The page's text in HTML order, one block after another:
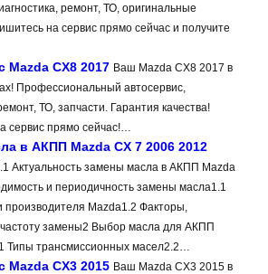
ремонт, ТО, оригинальные
на сервис прямо сейчас и получите
Mazda CX8 2017 Ваш Mazda CX8 2017 в
Профессиональный автосервис,
ТО, запчасти. Гарантия качества!
сервис прямо сейчас!…
в АКПП Mazda CX 7 2006 2012
Актуальность замены масла в АКПП Mazda
и периодичность замены масла1.1
производителя Mazda1.2 Факторы,
замены2 Выбор масла для АКПП
Типы трансмиссионных масел2.2…
Mazda CX3 2015 Ваш Mazda CX3 2015 в